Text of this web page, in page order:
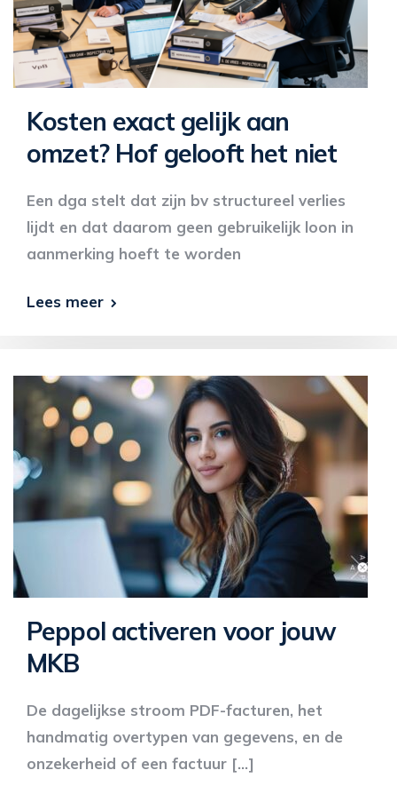
Kosten exact gelijk aan
omzet? Hof gelooft het niet
Een dga stelt dat zijn bv structureel verlies
lijdt en dat daarom geen gebruikelijk loon in
aanmerking hoeft te worden
Lees meer
Peppol activeren voor jouw
MKB
De dagelijkse stroom PDF-facturen, het
handmatig overtypen van gegevens, en de
onzekerheid of een factuur […]